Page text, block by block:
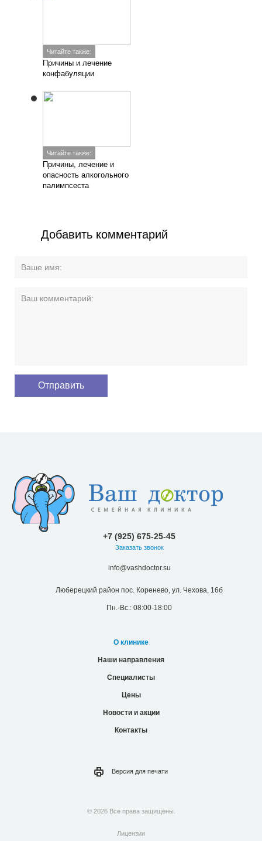
Читайте также:
Причины и лечение
конфабуляции
Читайте также:
Причины, лечение и
опасность алкогольного
палимпсеста
Добавить комментарий
+7 (925) 675-25-45
Заказать звонок
info@vashdoctor.su
Люберецкий район пос. Коренево, ул. Чехова, 16б
Пн.-Вс.: 08:00-18:00
О клинике
Наши направления
Специалисты
Цены
Новости и акции
Контакты
Версия для печати
© 2026 Все права защищены.
Лицензии